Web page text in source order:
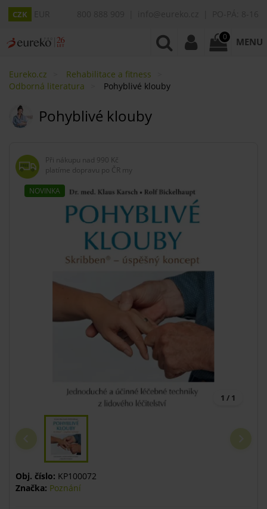
CZK
0 MENU
Eureko.cz
Rehabilitace a fitness
Odborná literatura
Pohyblivé klouby
Pohyblivé klouby
Při nákupu nad 990 Kč
platíme dopravu po ČR my
NOVINKA
1 / 1
Obj. číslo: KP100072
Značka: Poznání